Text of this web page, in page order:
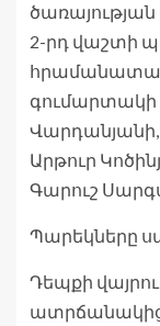
2-րդ վաշտի
Արթուր
Գարուշ
Պարեկները
Դեպքի